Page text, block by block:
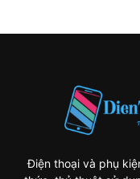
Điện thoại và phụ